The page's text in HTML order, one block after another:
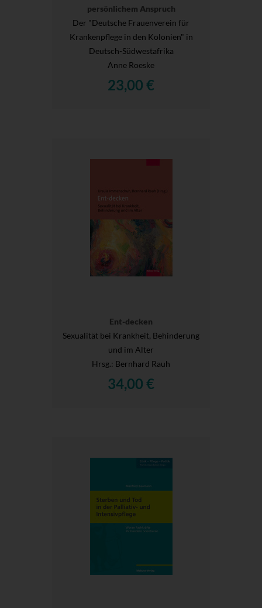
persönlichem Anspruch
Der "Deutsche Frauenverein für
Krankenpflege in den Kolonien" in
Deutsch-Südwestafrika
Anne Roeske
23,00 €
Ent-decken
Sexualität bei Krankheit, Behinderung
und im Alter
Hrsg.: Bernhard Rauh
34,00 €